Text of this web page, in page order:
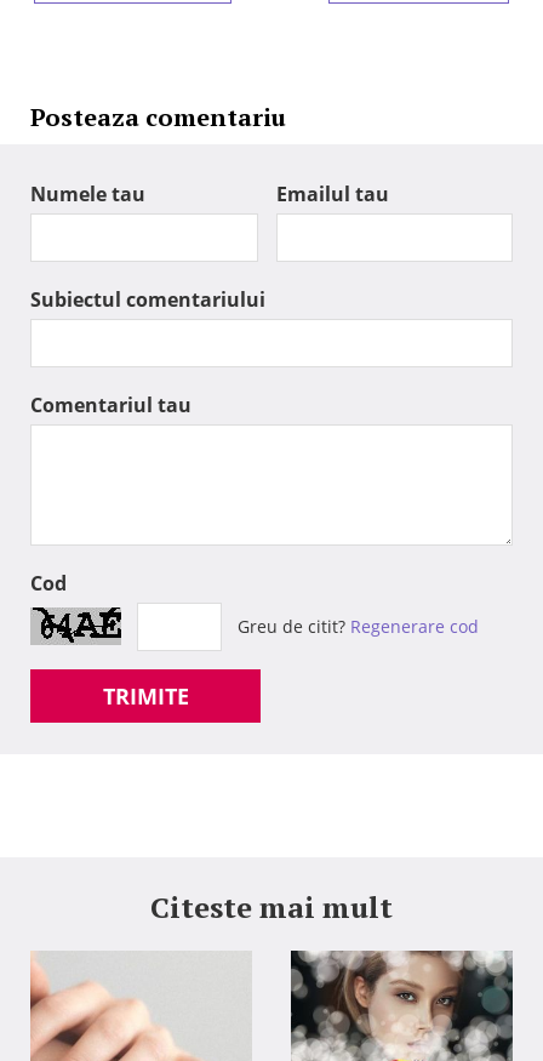
Posteaza comentariu
Numele tau Emailul tau
Subiectul comentariului
Comentariul tau
Cod
Greu de citit? Regenerare cod
TRIMITE
Citeste mai mult